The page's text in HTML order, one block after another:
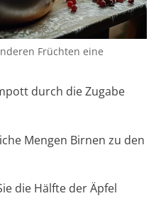
Früchten eine
durch die Zugabe
Mengen Birnen zu den
die Hälfte der Äpfel